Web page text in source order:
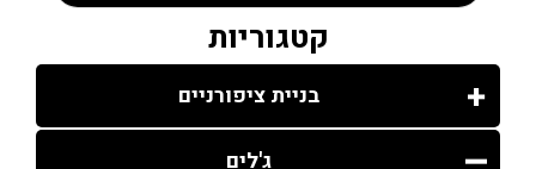
קטגוריות
בניית ציפורניים
ג'לים